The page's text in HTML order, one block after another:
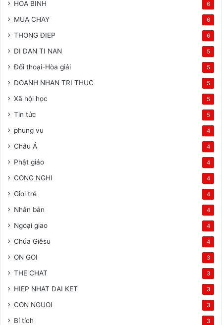
HOA BINH 6
MUA CHAY 6
THONG ĐIEP 6
DI DAN TI NAN 5
Đối thoại-Hòa giải 5
DOANH NHAN TRI THUC 5
Xã hội học 5
Tin tức 5
phung vu 4
Châu Á 4
Phật giáo 4
CONG NGHI 4
Gioi trẻ 4
Nhân bản 4
Ngoại giao 4
Chúa Giêsu 4
ON GOI 3
THE CHAT 3
HIEP NHAT DAI KET 3
CON NGUOI 3
Bí tích 3